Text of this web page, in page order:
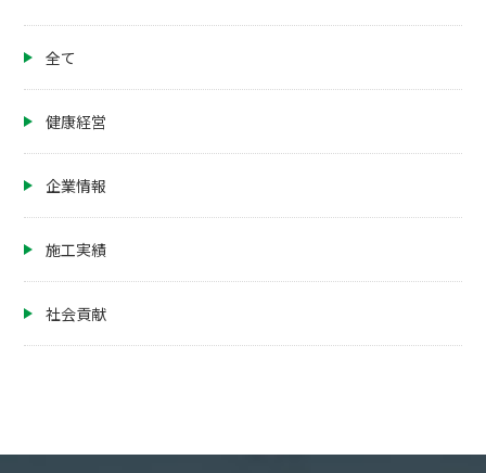
全て
健康経営
企業情報
施工実績
社会貢献